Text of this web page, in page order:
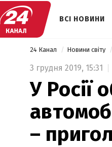
ВСІ НОВИНИ
24 Канал Новини світу
3 грудня 2019, 15:31
У Росії
–